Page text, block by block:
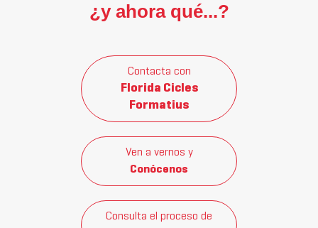
¿y ahora qué...?
Contacta con
Florida Cicles
Formatius
Ven a vernos y
Conócenos
Consulta el proceso de